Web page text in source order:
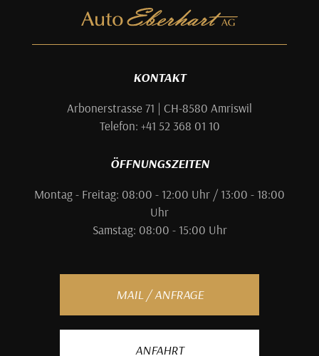
KONTAKT
Arbonerstrasse 71 | CH-8580 Amriswil
Telefon: +41 52 368 01 10
ÖFFNUNGSZEITEN
Montag - Freitag: 08:00 - 12:00 Uhr / 13:00 - 18:00
Uhr
Samstag: 08:00 - 15:00 Uhr
MAIL / ANFRAGE
ANFAHRT